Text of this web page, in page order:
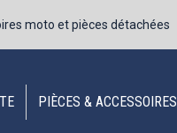
moto et pièces détachées
PIÈCES & ACCESSOIRES